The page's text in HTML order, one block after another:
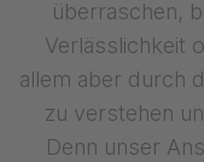
überraschen,
Verlässlichkeit
allem aber durch
zu verstehen
Denn unser